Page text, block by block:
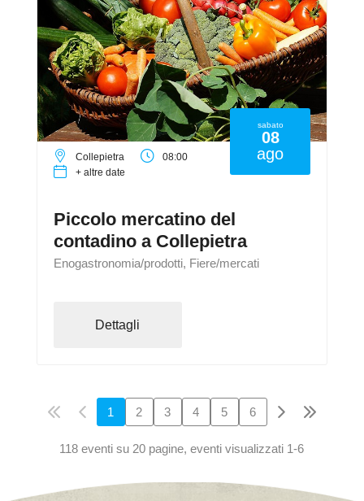
sabato
08
ago
Collepietra
08:00
+ altre date
Piccolo mercatino del
contadino a Collepietra
Enogastronomia/prodotti, Fiere/mercati
Dettagli
1 2 3 4 5 6
118 eventi su 20 pagine, eventi visualizzati 1-6